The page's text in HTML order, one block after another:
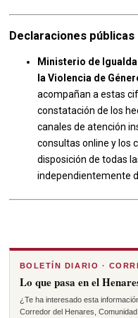
Declaraciones públicas
Ministerio de
la Violencia de
acompañan a estas
constatación de los
canales de atención
consultas online y los
disposición de todas
independientemente
BOLETÍN DIARIO ·
Lo que pasa en el
¿Te ha interesado esta
Corredor del Henares,